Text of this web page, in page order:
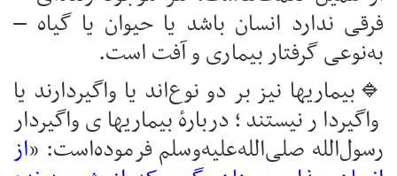
فرقی ندارد انسان باشد یا حیوان یا گیاه –
به‌نوعی گرفتار بیماری و آفت است‌.
🔹بیماریها نیز بر دو نوع‌اند یا واگیردارند یا
واگیردار نیستند؛ دربارهٔ بیماریهای واگیردار
رسول‌الله صلی‌الله‌علیه‌وسلم فرموده‌است: «از